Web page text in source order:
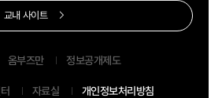
옴부즈만 정보공개제도
자료실 개인정보처리방침
교내 사이트